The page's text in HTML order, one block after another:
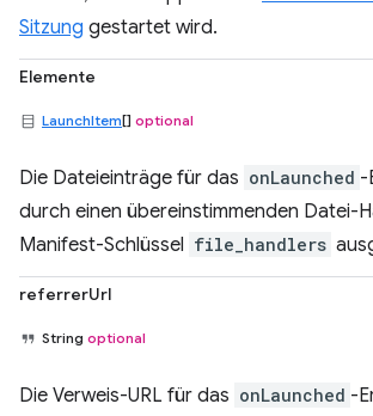
Sitzung gestartet wird.
Elemente
LaunchItem[] optional
Die Dateieinträge für das onLaunched -
durch einen übereinstimmenden Datei-
Manifest-Schlüssel file_handlers
referrerUrl
String optional
Die Verweis-URL für das onLaunched -